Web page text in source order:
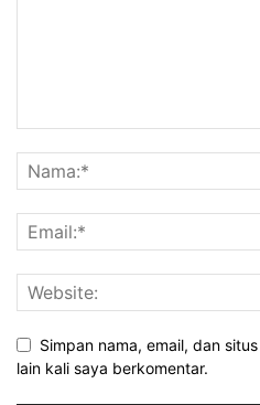
Simpan nama, email, dan
lain kali saya berkomentar.